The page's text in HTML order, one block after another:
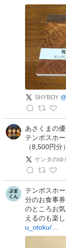
S
H
Y
の
投
稿
SHYBOY @
ケ
ン
タ
あさくまの
テンポスホ
（8,500円分
ケンタのゆ
テンポスホ
分のお食事
のところお
えるのも楽
u_otoku/…